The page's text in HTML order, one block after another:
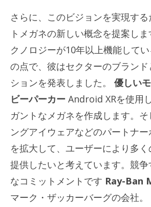
さらに、このビジョンを実現す
トメガネの新しい概念を提案し
クノロジーが10年以上機能して
の点で、彼はセクターのブラン
ションを発表しました。 優しい
ビーパーカー Android XRを使用
ガントなメガネを作成します。
ングアイウェアなどのパートナ
を拡大して、ユーザーにより多
提供したいと考えています。競
なコミットメントです Ray-Ban
マーク・ザッカーバーグの会社。